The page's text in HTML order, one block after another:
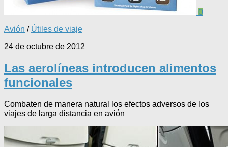
0
Avión / Útiles de viaje
24 de octubre de 2012
Las aerolíneas introducen alimentos
funcionales
Combaten de manera natural los efectos adversos de los
viajes de larga distancia en avión